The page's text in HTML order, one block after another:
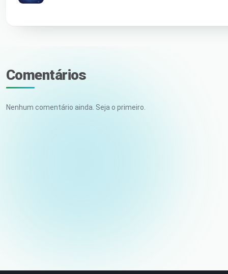
Comentários
Nenhum comentário ainda. Seja o primeiro.